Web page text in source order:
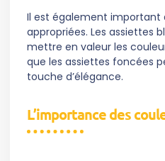
Il est également important
appropriées. Les assiettes
mettre en valeur les
que les assiettes foncées
touche d’élégance.
L’importance des